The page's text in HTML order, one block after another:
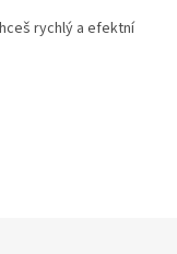
rychlý a efektní